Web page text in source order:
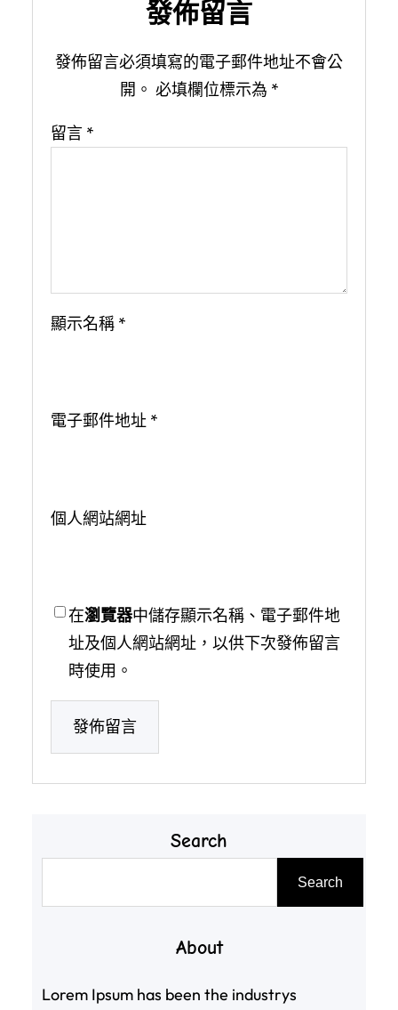
發佈留言
發佈留言必須填寫的電子郵件地址不會公
開。 必填欄位標示為 *
留言 *
顯示名稱 *
電子郵件地址 *
個人網站網址
在瀏覽器中儲存顯示名稱、電子郵件地
址及個人網站網址，以供下次發佈留言
時使用。
Search
Search
About
Lorem Ipsum has been the industrys